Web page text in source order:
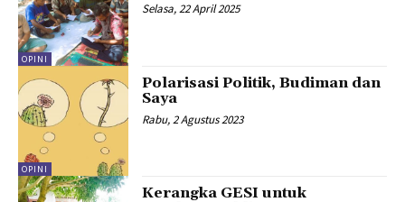
OPINI
Selasa, 22 April 2025
OPINI
Polarisasi Politik, Budiman dan
Saya
Rabu, 2 Agustus 2023
Kerangka GESI untuk